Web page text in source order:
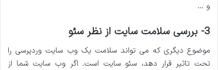
و …
3- بررسی سلامت سایت از نظر سئو
موضوع دیگری که می تواند سلامت یک وب سایت وردپرسی را
تحت تاثیر قرار دهد، سئو سایت است. اگر وب سایت شما از